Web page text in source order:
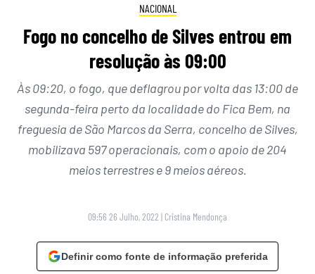
NACIONAL
Fogo no concelho de Silves entrou em
resolução às 09:00
Às 09:20, o fogo, que deflagrou por volta das 13:00 de
segunda-feira perto da localidade do Fica Bem, na
freguesia de São Marcos da Serra, concelho de Silves,
mobilizava 597 operacionais, com o apoio de 204
meios terrestres e 9 meios aéreos.
09:56 26 Julho, 2022 | Cristina Mendonça
Definir como fonte de informação preferida